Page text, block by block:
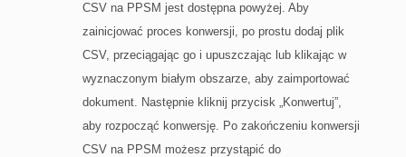
CSV na PPSM jest dostępna powyżej. Aby
zainicjować proces konwersji, po prostu dodaj plik
CSV, przeciągając go i upuszczając lub klikając w
wyznaczonym białym obszarze, aby zaimportować
dokument. Następnie kliknij przycisk „Konwertuj”,
aby rozpocząć konwersję. Po zakończeniu konwersji
CSV na PPSM możesz przystąpić do